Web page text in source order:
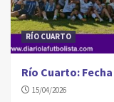
RÍO CUARTO
Río Cuarto: Fecha
15/04/2026